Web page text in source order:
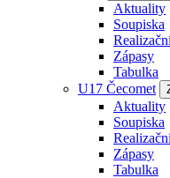
Aktuality
Soupiska
Zápasy
Tabulka
U17 Čecomet
Aktuality
Soupiska
Zápasy
Tabulka